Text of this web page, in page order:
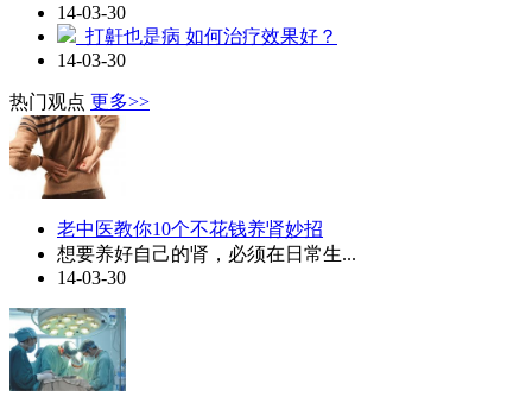
14-03-30
打鼾也是病 如何治疗效果好？
14-03-30
热门观点 更多>>
老中医教你10个不花钱养肾妙招
想要养好自己的肾，必须在日常生...
14-03-30